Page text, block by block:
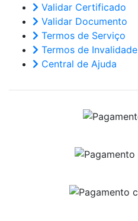
Validar Certificado
Validar Documento
Termos de Serviço
Termos de Invalidade
Central de Ajuda